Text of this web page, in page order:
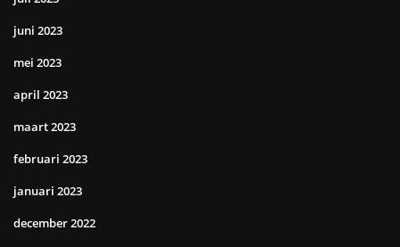
juni 2023
mei 2023
april 2023
maart 2023
februari 2023
januari 2023
december 2022